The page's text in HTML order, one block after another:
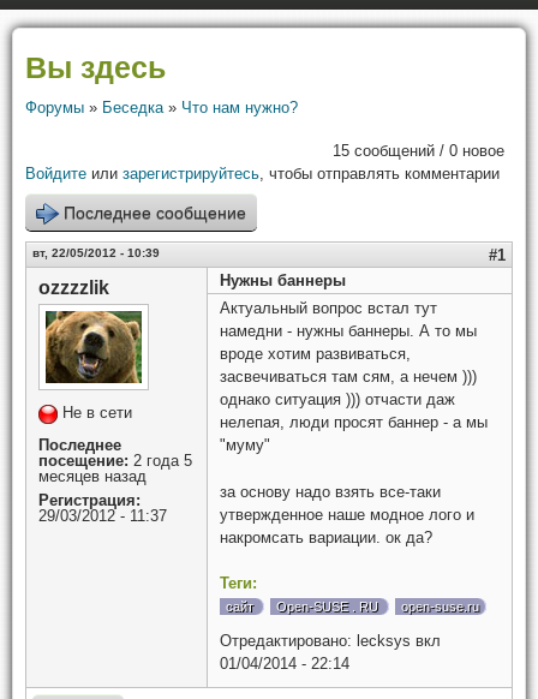
Вы здесь
Форумы » Беседка» Что нам нужно?
15 сообщений / 0 новое
Войдите или зарегистрируйтесь, чтобы отправлять комментарии
Последнее сообщение
вт, 22/05/2012 - 10:39 #1
ozzzzlik
Не в сети
Последнее
посещение: 2 года 5
месяцев назад
Регистрация:
29/03/2012 - 11:37
Нужны баннеры
Актуальный вопрос встал тут
намедни - нужны баннеры. А то мы
вроде хотим развиваться,
засвечиваться там сям, а нечем )))
однако ситуация ))) отчасти даж
нелепая, люди просят баннер - а мы
"муму"
за основу надо взять все-таки
утвержденное наше модное лого и
накромсать вариации. ок да?
Теги:
сайт Open-SUSE . RU open-suse.ru
Отредактировано: lecksys вкл
01/04/2014 - 22:14